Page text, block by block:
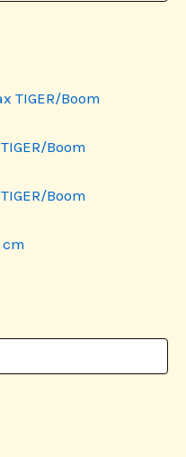
Boom
Boom
cm